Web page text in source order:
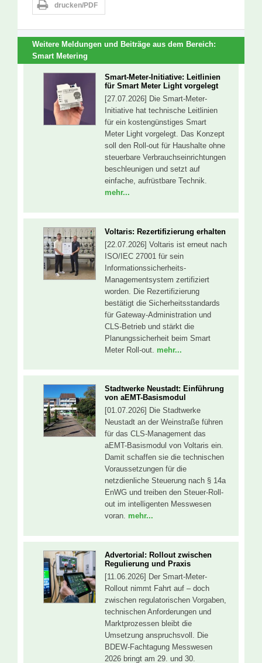
drucken/PDF
Weitere Meldungen und Beiträge aus dem Bereich:
Smart Metering
Smart-Meter-Initiative: Leitlinien
für Smart Meter Light vorgelegt
[27.07.2026] Die Smart-Meter-
Initiative hat technische Leitlinien
für ein kostengünstiges Smart
Meter Light vorgelegt. Das Konzept
soll den Roll-out für Haushalte ohne
steuerbare Verbrauchseinrichtungen
beschleunigen und setzt auf
einfache, aufrüstbare Technik.
mehr...
Voltaris: Rezertifizierung erhalten
[22.07.2026] Voltaris ist erneut nach
ISO/IEC 27001 für sein
Informationssicherheits-
Managementsystem zertifiziert
worden. Die Rezertifizierung
bestätigt die Sicherheitsstandards
für Gateway-Administration und
CLS-Betrieb und stärkt die
Planungssicherheit beim Smart
Meter Roll-out. mehr...
Stadtwerke Neustadt: Einführung
von aEMT-Basismodul
[01.07.2026] Die Stadtwerke
Neustadt an der Weinstraße führen
für das CLS-Management das
aEMT-Basismodul von Voltaris ein.
Damit schaffen sie die technischen
Voraussetzungen für die
netzdienliche Steuerung nach § 14a
EnWG und treiben den Steuer-Roll-
out im intelligenten Messwesen
voran. mehr...
Advertorial: Rollout zwischen
Regulierung und Praxis
[11.06.2026] Der Smart-Meter-
Rollout nimmt Fahrt auf – doch
zwischen regulatorischen Vorgaben,
technischen Anforderungen und
Marktprozessen bleibt die
Umsetzung anspruchsvoll. Die
BDEW-Fachtagung Messwesen
2026 bringt am 29. und 30.